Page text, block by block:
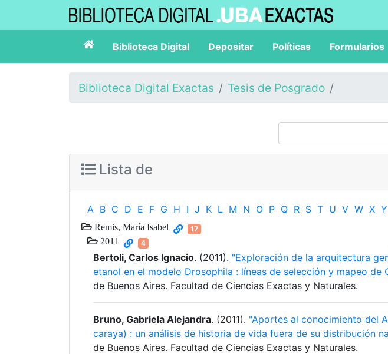
Biblioteca Digital Depositar Políticas Formularios
Biblioteca Digital Exactas Tesis de Posgrado
Lista de
A B C D E F G H I J K L M N O P Q R S T U V W X Y
Remis, María Isabel 17
2011 4
Bertoli, Carlos Ignacio. (2011). "Exploración de la arquitectura
etanol en el modelo Drosophila : líneas de selección y mapeo de
de Buenos Aires. Facultad de Ciencias Exactas y Naturales.
Bruno, Gabriela Alejandra. (2011). "Aportes al conocimiento del
caraya) : un análisis de historia de vida fuera de su distribución
de Buenos Aires. Facultad de Ciencias Exactas y Naturales.